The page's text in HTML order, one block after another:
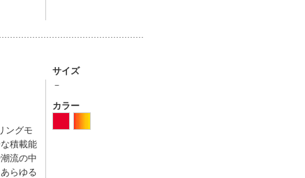
ングモ
積載能
流の中
らゆる
サイズ
－
カラー